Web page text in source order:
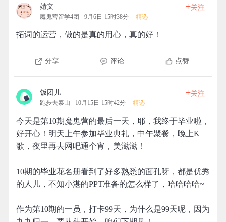
婧文
魔鬼营留学4团 9月6日 15时38分 精选
+关注
拓词的运营，做的是真的用心，真的好！
分享 评论 点赞
饭团儿
跑步去泰山 10月15日 15时42分 精选
+关注
今天是第10期魔鬼营的最后一天，耶，我终于毕业啦，
好开心！明天上午参加毕业典礼，中午聚餐，晚上K
歌，夜里再去网吧通个宵，美滋滋！
10期的毕业花名册看到了好多熟悉的面孔呀，都是优秀
的人儿，不知小湛的PPT准备的怎么样了，哈哈哈哈~
作为第10期的一员，打卡99天，为什么是99天呢，因为